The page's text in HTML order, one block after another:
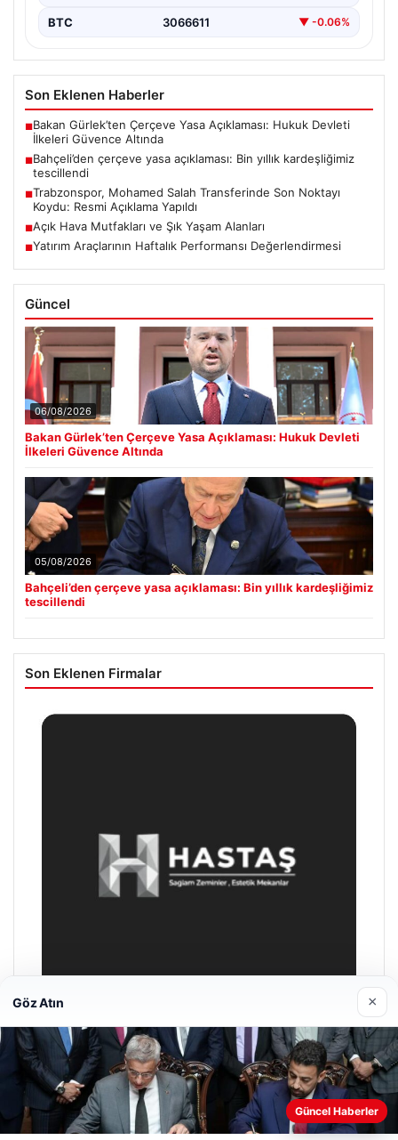
BTC 3066611 ▼ -0.06%
Son Eklenen Haberler
■Bakan Gürlek’ten Çerçeve Yasa Açıklaması: Hukuk Devleti
İlkeleri Güvence Altında
■Bahçeli’den çerçeve yasa açıklaması: Bin yıllık kardeşliğimiz
tescillendi
■Trabzonspor, Mohamed Salah Transferinde Son Noktayı
Koydu: Resmi Açıklama Yapıldı
■Açık Hava Mutfakları ve Şık Yaşam Alanları
■Yatırım Araçlarının Haftalık Performansı Değerlendirmesi
Güncel
06/08/2026
Bakan Gürlek’ten Çerçeve Yasa Açıklaması: Hukuk Devleti
İlkeleri Güvence Altında
05/08/2026
Bahçeli’den çerçeve yasa açıklaması: Bin yıllık kardeşliğimiz
tescillendi
Son Eklenen Firmalar
Prenses Night Club
29/04/2026
Web sitemizi nasıl kullandığınızı daha iyi anlayabilmek,
deneyiminizi kişiselleştirmek ve geliştirmek amacıyla çerezler
Göz Atın ×
Güncel Haberler